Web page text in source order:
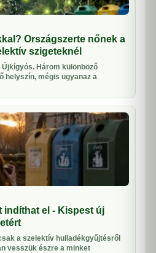
Országszerte nőnek a
szigeteknél
Három különböző
helyszín, mégis ugyanaz a
indíthat el - Kispest új
a szelektív hulladékgyűjtésről
vesszük észre a minket